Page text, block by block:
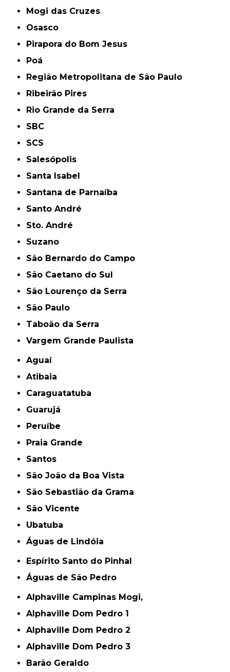
Mogi das Cruzes
Osasco
Pirapora do Bom Jesus
Poá
Região Metropolitana de São Paulo
Ribeirão Pires
Rio Grande da Serra
SBC
SCS
Salesópolis
Santa Isabel
Santana de Parnaíba
Santo André
Sto. André
Suzano
São Bernardo do Campo
São Caetano do Sul
São Lourenço da Serra
São Paulo
Taboão da Serra
Vargem Grande Paulista
Aguaí
Atibaia
Caraguatatuba
Guarujá
Peruíbe
Praia Grande
Santos
São João da Boa Vista
São Sebastião da Grama
São Vicente
Ubatuba
Águas de Lindóia
Espírito Santo do Pinhal
Águas de São Pedro
Alphaville Campinas Mogi,
Alphaville Dom Pedro 1
Alphaville Dom Pedro 2
Alphaville Dom Pedro 3
Barão Geraldo